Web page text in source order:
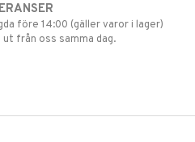
före 14:00 (gäller varor i lager)
från oss samma dag.